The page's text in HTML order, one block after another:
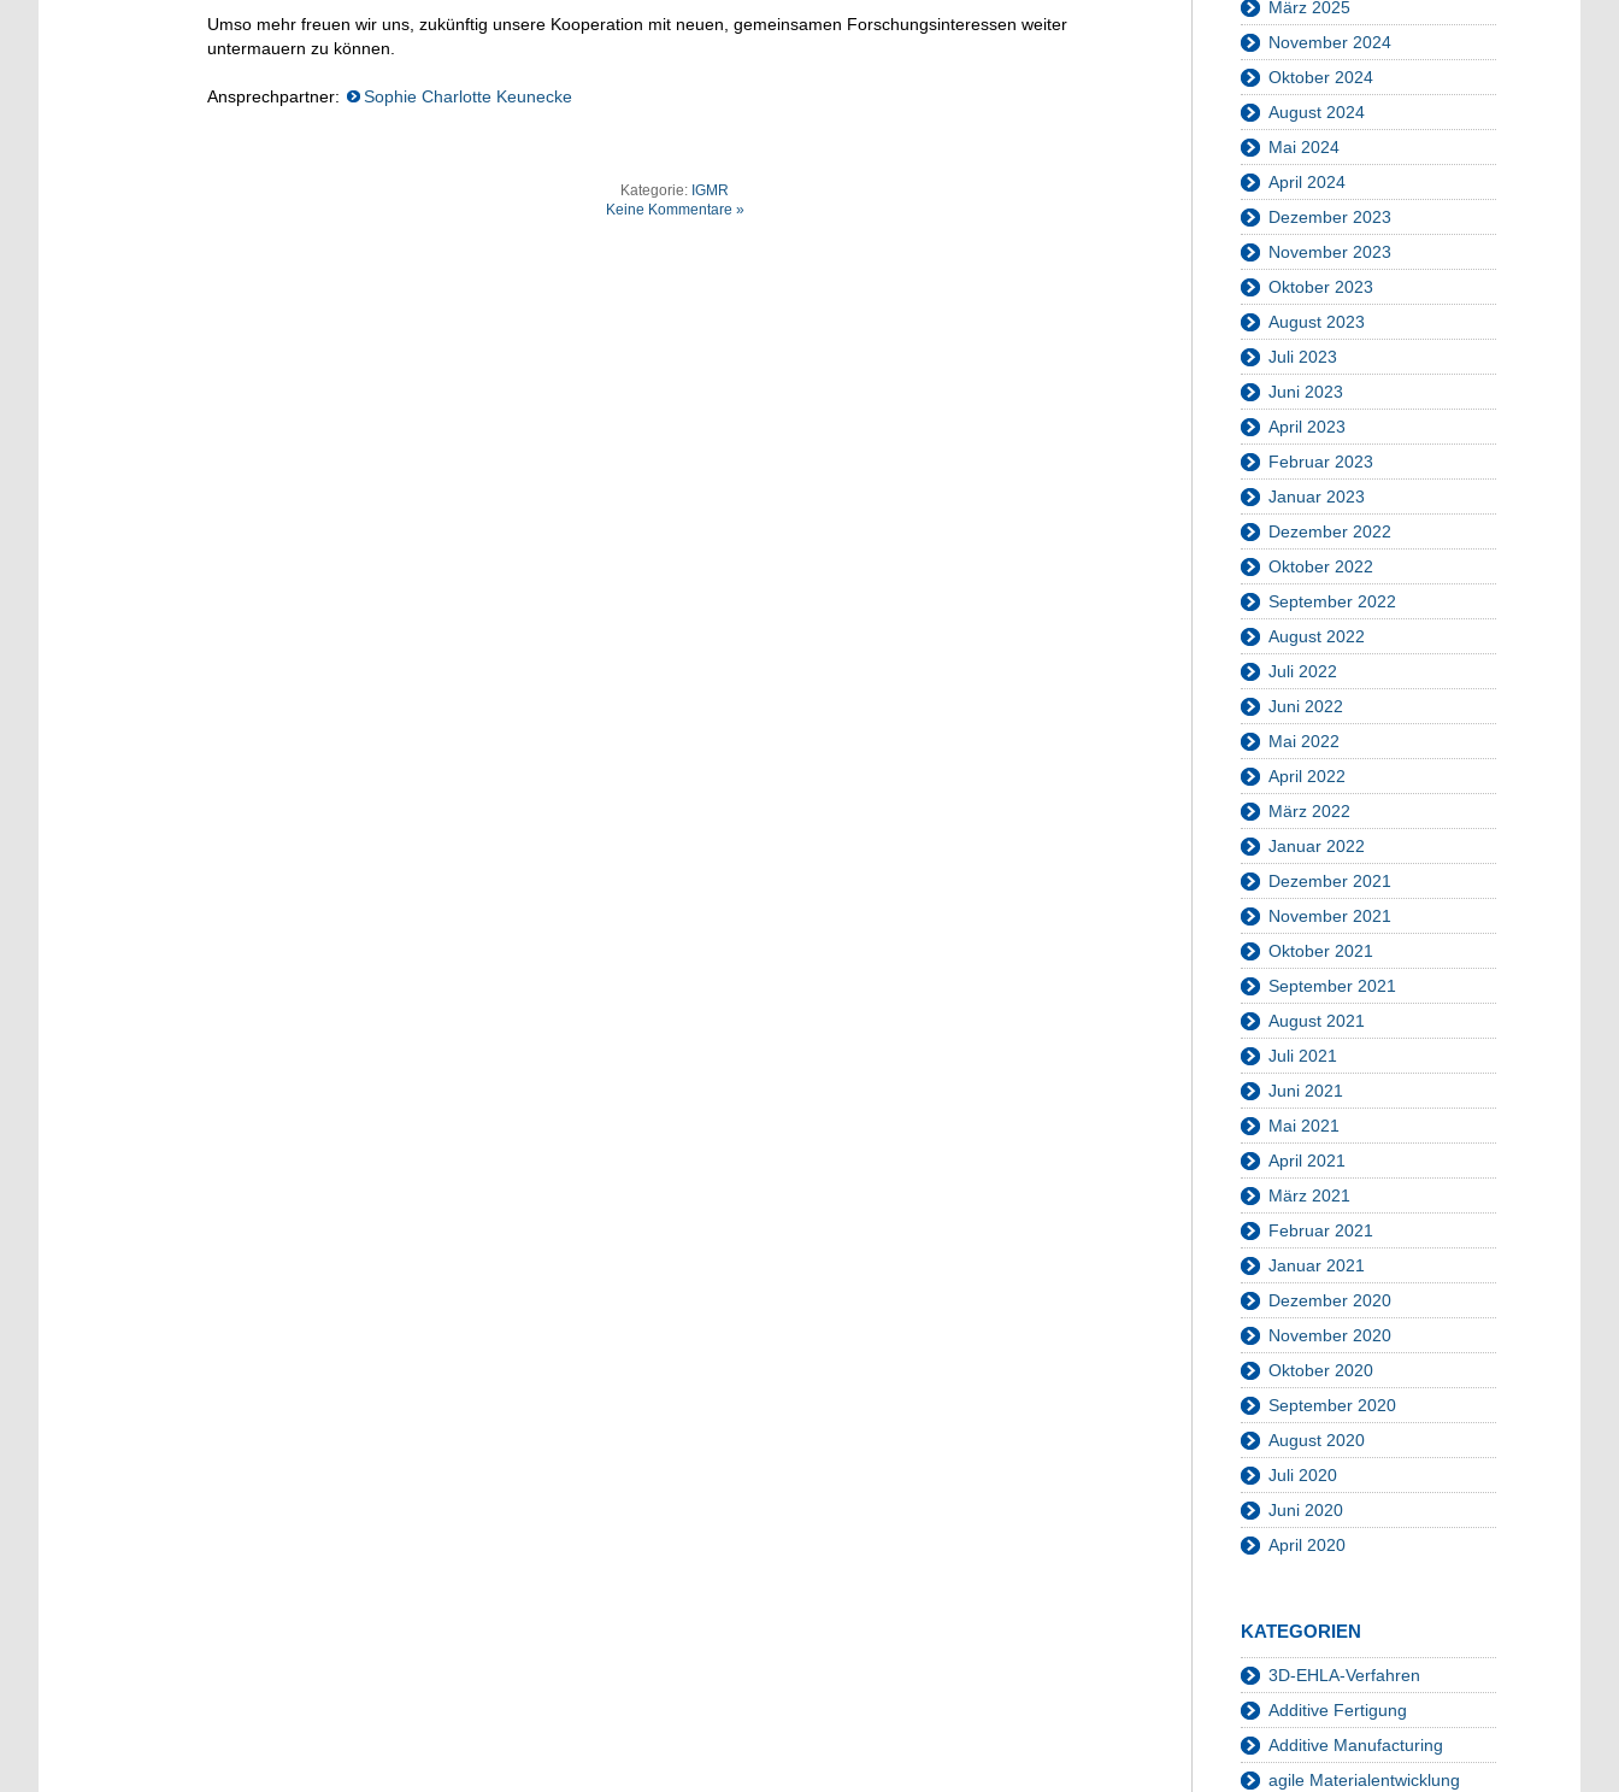
Umso mehr freuen wir uns, zukünftig unsere Kooperation mit neuen, gemeinsamen Forschungsinteressen weiter
untermauern zu können.
Ansprechpartner: Sophie Charlotte Keunecke
Kategorie: IGMR
Keine Kommentare »
März 2025
November 2024
Oktober 2024
August 2024
Mai 2024
April 2024
Dezember 2023
November 2023
Oktober 2023
August 2023
Juli 2023
Juni 2023
April 2023
Februar 2023
Januar 2023
Dezember 2022
Oktober 2022
September 2022
August 2022
Juli 2022
Juni 2022
Mai 2022
April 2022
März 2022
Januar 2022
Dezember 2021
November 2021
Oktober 2021
September 2021
August 2021
Juli 2021
Juni 2021
Mai 2021
April 2021
März 2021
Februar 2021
Januar 2021
Dezember 2020
November 2020
Oktober 2020
September 2020
August 2020
Juli 2020
Juni 2020
April 2020
KATEGORIEN
3D-EHLA-Verfahren
Additive Fertigung
Additive Manufacturing
agile Materialentwicklung